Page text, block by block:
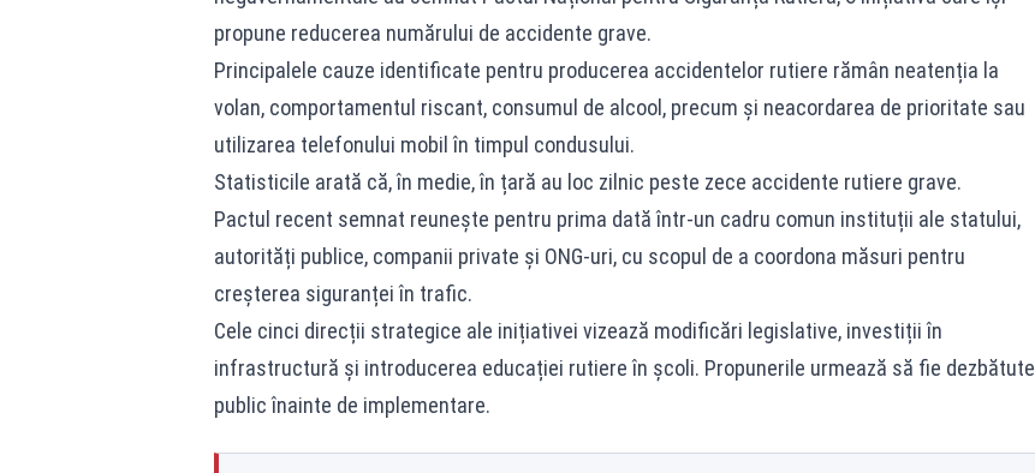
propune reducerea numărului de accidente grave.
Principalele cauze identificate pentru producerea accidentelor rutiere rămân neatenția la
volan, comportamentul riscant, consumul de alcool, precum și neacordarea de prioritate sau
utilizarea telefonului mobil în timpul condusului.
Statisticile arată că, în medie, în țară au loc zilnic peste zece accidente rutiere grave.
Pactul recent semnat reunește pentru prima dată într-un cadru comun instituții ale statului,
autorități publice, companii private și ONG-uri, cu scopul de a coordona măsuri pentru
creșterea siguranței în trafic.
Cele cinci direcții strategice ale inițiativei vizează modificări legislative, investiții în
infrastructură și introducerea educației rutiere în școli. Propunerile urmează să fie dezbătute
public înainte de implementare.